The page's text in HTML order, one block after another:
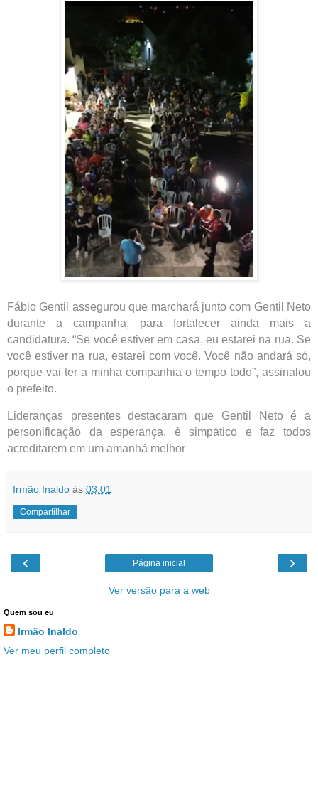
Fábio Gentil assegurou que marchará junto com Gentil Neto
durante a campanha, para fortalecer ainda mais a
candidatura. “Se você estiver em casa, eu estarei na rua. Se
você estiver na rua, estarei com você. Você não andará só,
porque vai ter a minha companhia o tempo todo”, assinalou
o prefeito.
Lideranças presentes destacaram que Gentil Neto é a
personificação da esperança, é simpático e faz todos
acreditarem em um amanhã melhor
Irmão Inaldo às 03:01
Compartilhar
‹ ›
Página inicial
Ver versão para a web
Quem sou eu
Irmão Inaldo
Ver meu perfil completo